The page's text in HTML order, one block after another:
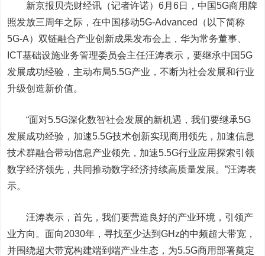
新京报贝壳财经讯（记者许诺）6月6日，中国5G商用牌
照发放三周年之际，在中国移动5G-Advanced（以下简称
5G-A）双链融合产业创新成果发布会上，华为常务董事、
ICT基础设施业务管理委员会主任汪涛表示，要继承中国5G
发展成功经验，主动布局5.5G产业，不断为社会发展和行业
升级创造新价值。
“面对5.5G深化数智社会发展的新机遇，我们要继承5G
发展成功经验，加速5.5G技术创新实现商用领先，加速信息
技术群融合带动信息产业领先，加速5.5G行业应用探索引领
数字经济领先，共同推动数字经济持续高质量发展。”汪涛表
示。
汪涛表示，首先，我们要营造良好的产业环境，引领产
业方向。面向2030年，寻找至少达到GHz的中频超大带宽，
并围绕超大带宽构建端到端产业生态，为5.5G商用部署奠定